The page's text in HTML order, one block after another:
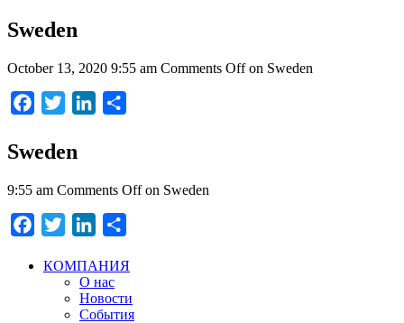
Sweden
October 13, 2020 9:55 am Comments Offon Sweden
Facebook
Twitter LinkedIn
Sweden
9:55 am Comments Offon Sweden
Facebook
Twitter LinkedIn
КОМПАНИЯ
О нас
Новости
События